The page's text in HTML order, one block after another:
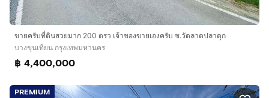
ขายครับที่ดินสวยมาก 200 ตรว เจ้าของขายเองครับ ซ.วัดลาดปลาดุก
บางขุนเทียน กรุงเทพมหานคร
฿ 4,400,000
PREMIUM